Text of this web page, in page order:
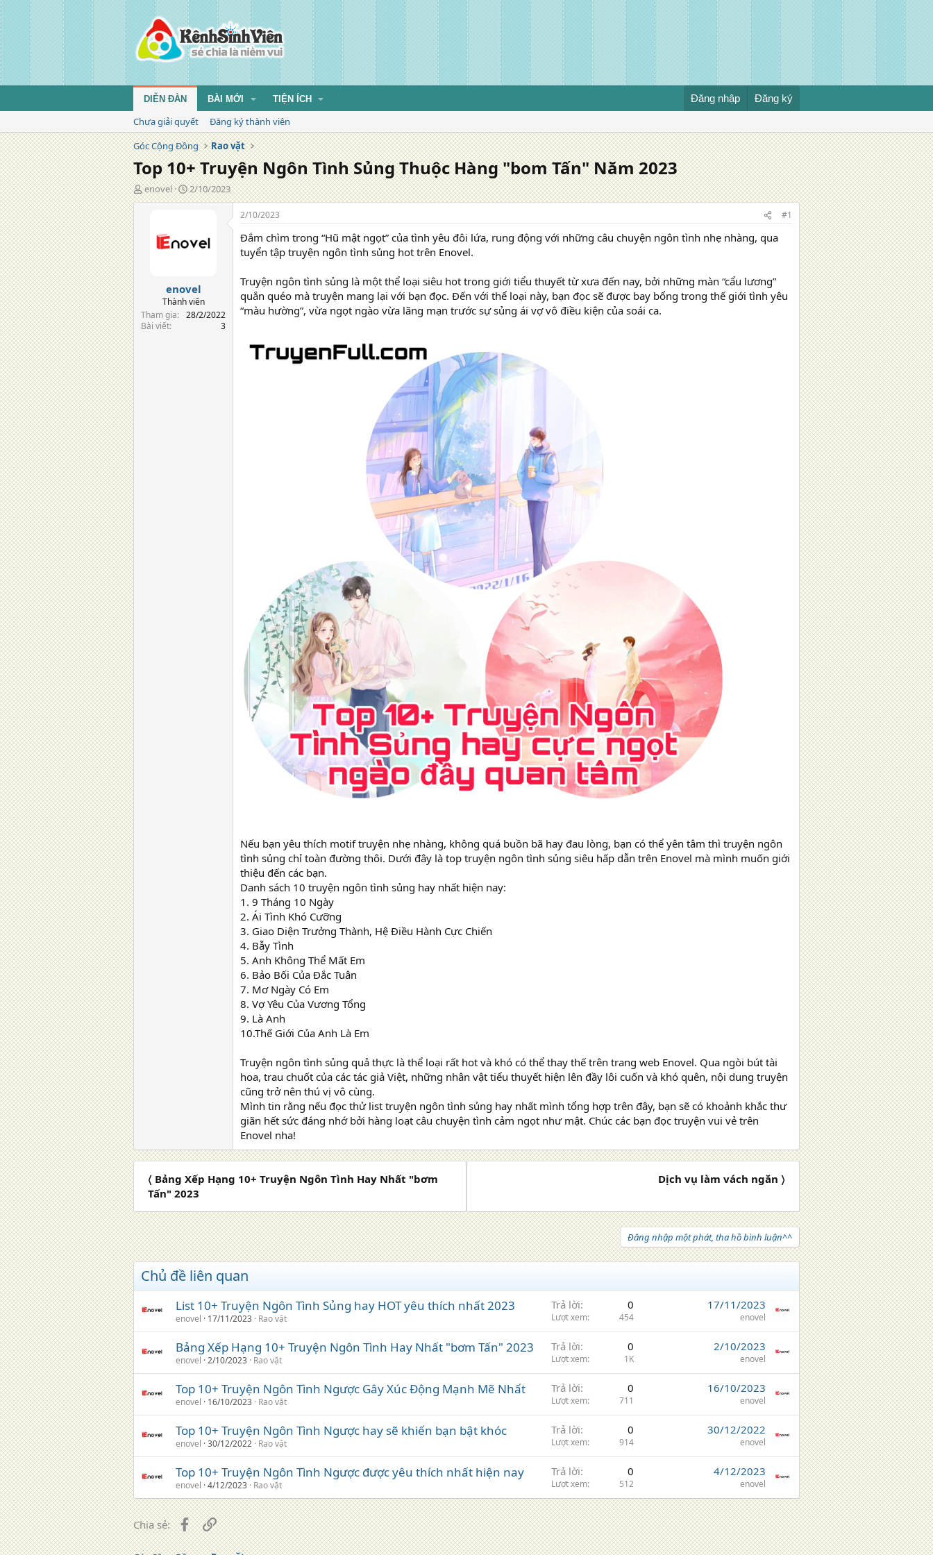
DIỄN ĐÀN BÀI MỚI TIỆN ÍCH Đăng nhập Đăng ký
Chưa giải quyết
Đăng ký thành viên
Góc Cộng Đồng
Rao vặt
Top 10+ Truyện Ngôn Tình Sủng Thuộc Hàng "bom Tấn" Năm 2023
T
á
enovel
N
g
đ
ă
2/10/2023
enovel
Thành viên
Tham gia
28/2/2022
Bài viết
3
2/10/2023 #1
Đắm chìm trong “Hũ mật ngọt” của tình yêu đôi lứa, rung động với những câu chuyện ngôn tình nhẹ nhàng, qua
tuyển tập truyện ngôn tình sủng hot trên Enovel.
Truyện ngôn tình sủng là một thể loại siêu hot trong giới tiểu thuyết từ xưa đến nay, bởi những màn “cẩu lương”
quắn quéo mà truyện mang lại với bạn đọc. Đến với thể loại này, bạn đọc sẽ được bay bổng trong thế giới tình yêu
“màu hường”, vừa ngọt ngào vừa lãng mạn trước sự sủng ái vợ vô điều kiện của soái ca.
Nếu bạn yêu thích motif truyện nhẹ nhàng, không quá buồn bã hay đau lòng, bạn có thể yên tâm thì truyện ngôn
tình sủng chỉ toàn đường thôi. Dưới đây là top truyện ngôn tình sủng siêu hấp dẫn trên Enovel mà mình muốn giới
thiệu đến các bạn.
Danh sách 10 truyện ngôn tình sủng hay nhất hiện nay:
1. 9 Tháng 10 Ngày
2. Ái Tình Khó Cưỡng
3. Giao Diện Trưởng Thành, Hệ Điều Hành Cực Chiến
4. Bẫy Tình
5. Anh Không Thể Mất Em
6. Bảo Bối Của Đắc Tuân
7. Mơ Ngày Có Em
8. Vợ Yêu Của Vương Tổng
9. Là Anh
10.Thế Giới Của Anh Là Em
Truyện ngôn tình sủng quả thực là thể loại rất hot và khó có thể thay thế trên trang web Enovel. Qua ngòi bút tài
hoa, trau chuốt của các tác giả Việt, những nhân vật tiểu thuyết hiện lên đầy lôi cuốn và khó quên, nội dung truyện
cũng trở nên thú vị vô cùng.
Mình tin rằng nếu đọc thử list truyện ngôn tình sủng hay nhất mình tổng hợp trên đây, bạn sẽ có khoảnh khắc thư
giãn hết sức đáng nhớ bởi hàng loạt câu chuyện tình cảm ngọt như mật. Chúc các bạn đọc truyện vui vẻ trên
Enovel nha!
〈 Bảng Xếp Hạng 10+ Truyện Ngôn Tình Hay Nhất "bơm
Tấn" 2023
Dịch vụ làm vách ngăn 〉
Đăng nhập một phát, tha hồ bình luận^^
Chủ đề liên quan
List 10+ Truyện Ngôn Tình Sủng hay HOT yêu thích nhất 2023
enovel 17/11/2023 Rao vặt
Trả lời 0
Lượt xem 454
17/11/2023
enovel
Bảng Xếp Hạng 10+ Truyện Ngôn Tình Hay Nhất "bơm Tấn" 2023
enovel 2/10/2023 Rao vặt
Trả lời 0
Lượt xem 1K
2/10/2023
enovel
Top 10+ Truyện Ngôn Tình Ngược Gây Xúc Động Mạnh Mẽ Nhất
enovel 16/10/2023 Rao vặt
Trả lời 0
Lượt xem 711
16/10/2023
enovel
Top 10+ Truyện Ngôn Tình Ngược hay sẽ khiến bạn bật khóc
enovel 30/12/2022 Rao vặt
Trả lời 0
Lượt xem 914
30/12/2022
enovel
Top 10+ Truyện Ngôn Tình Ngược được yêu thích nhất hiện nay
enovel 4/12/2023 Rao vặt
Trả lời 0
Lượt xem 512
4/12/2023
enovel
Chia sẻ: Facebook
Liên kết